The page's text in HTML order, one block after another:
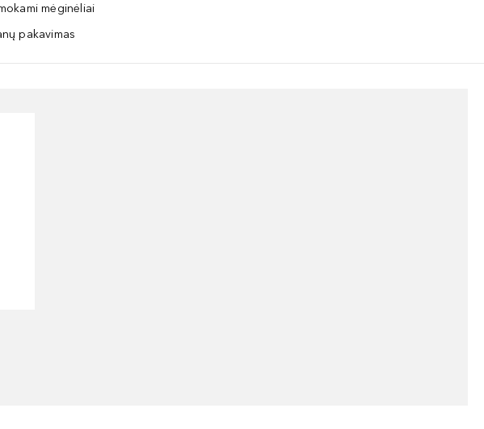
mėginėliai
pakavimas